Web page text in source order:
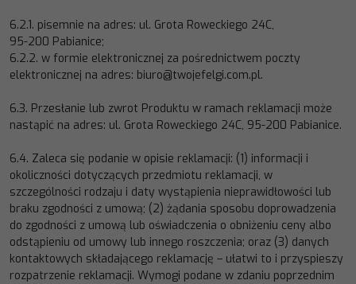
6.2.1. pisemnie na adres: ul. Grota Roweckiego 24C,
95-200 Pabianice;
6.2.2. w formie elektronicznej za pośrednictwem poczty
elektronicznej na adres: biuro@twojefelgi.com.pl.
6.3. Przesłanie lub zwrot Produktu w ramach reklamacji może
nastąpić na adres: ul. Grota Roweckiego 24C, 95-200 Pabianice.
6.4. Zaleca się podanie w opisie reklamacji: (1) informacji i
okoliczności dotyczących przedmiotu reklamacji, w
szczególności rodzaju i daty wystąpienia nieprawidłowości lub
braku zgodności z umową; (2) żądania sposobu doprowadzenia
do zgodności z umową lub oświadczenia o obniżeniu ceny albo
odstąpieniu od umowy lub innego roszczenia; oraz (3) danych
kontaktowych składającego reklamację – ułatwi to i przyspieszy
rozpatrzenie reklamacji. Wymogi podane w zdaniu poprzednim